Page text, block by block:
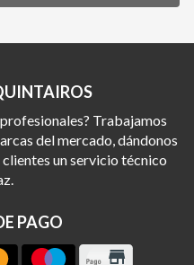
Trabajamos
del mercado, dándonos
un servicio técnico
PAGO